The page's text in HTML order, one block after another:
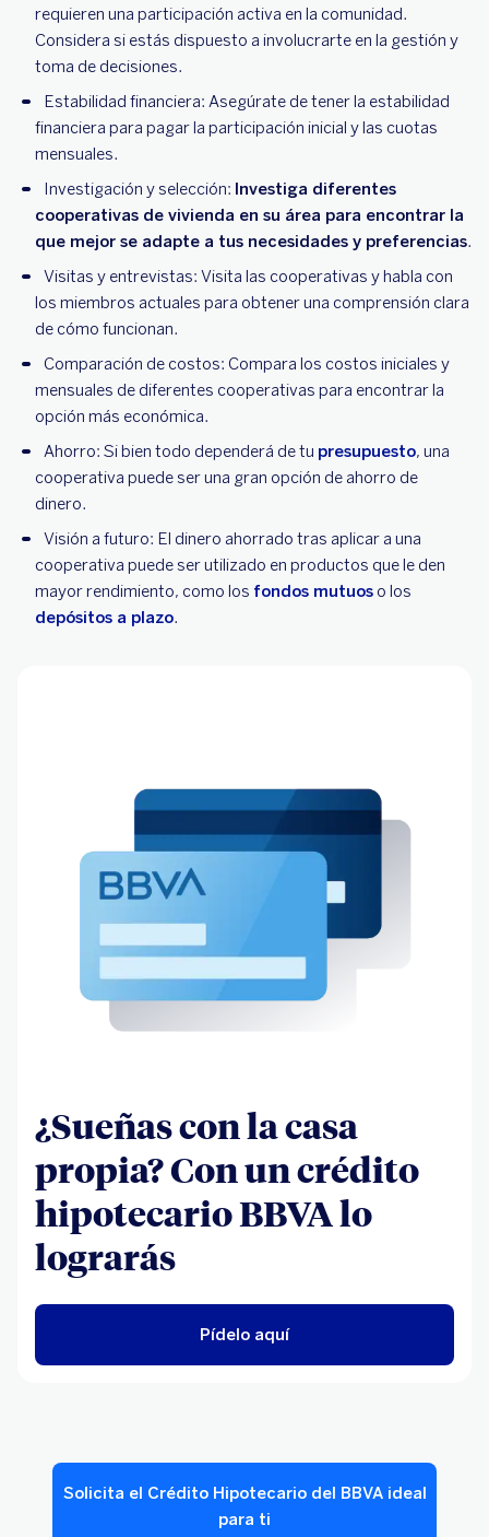
requieren una participación activa en la comunidad.
Considera si estás dispuesto a involucrarte en la gestión y
toma de decisiones.
Estabilidad financiera: Asegúrate de tener la estabilidad
financiera para pagar la participación inicial y las cuotas
mensuales.
Investigación y selección: Investiga diferentes
cooperativas de vivienda en su área para encontrar la
que mejor se adapte a tus necesidades y preferencias.
Visitas y entrevistas: Visita las cooperativas y habla con
los miembros actuales para obtener una comprensión clara
de cómo funcionan.
Comparación de costos: Compara los costos iniciales y
mensuales de diferentes cooperativas para encontrar la
opción más económica.
Ahorro: Si bien todo dependerá de tu presupuesto, una
cooperativa puede ser una gran opción de ahorro de
dinero.
Visión a futuro: El dinero ahorrado tras aplicar a una
cooperativa puede ser utilizado en productos que le den
mayor rendimiento, como los fondos mutuos o los
depósitos a plazo.
¿Sueñas con la casa
propia? Con un crédito
hipotecario BBVA lo
lograrás
Pídelo aquí
Solicita el Crédito Hipotecario del BBVA ideal
para ti